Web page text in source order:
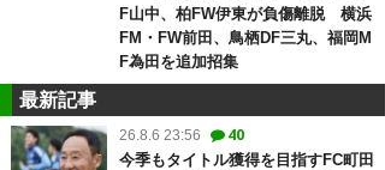
F山中、柏FW伊東が負傷離脱 横浜
FM・FW前田、鳥栖DF三丸、福岡M
F為田を追加招集
最新記事
26.8.6 23:56 40
今季もタイトル獲得を目指すFC町田